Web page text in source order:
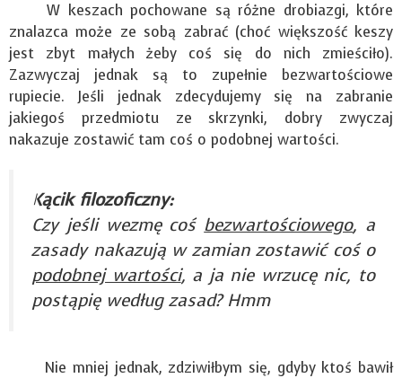
W keszach pochowane są różne drobiazgi, które
znalazca może ze sobą zabrać (choć większość keszy
jest zbyt małych żeby coś się do nich zmieściło).
Zazwyczaj jednak są to zupełnie bezwartościowe
rupiecie. Jeśli jednak zdecydujemy się na zabranie
jakiegoś przedmiotu ze skrzynki, dobry zwyczaj
nakazuje zostawić tam coś o podobnej wartości.
Kącik filozoficzny:
Czy jeśli wezmę coś bezwartościowego, a
zasady nakazują w zamian zostawić coś o
podobnej wartości, a ja nie wrzucę nic, to
postąpię według zasad? Hmm
Nie mniej jednak, zdziwiłbym się, gdyby ktoś bawił